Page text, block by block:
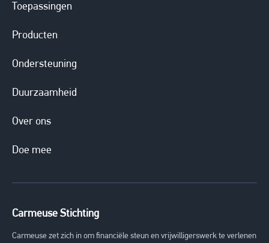
Toepassingen
Producten
Ondersteuning
Duurzaamheid
Over ons
Doe mee
Carmeuse Stichting
Carmeuse zet zich in om financiële steun en vrijwilligerswerk te verlenen